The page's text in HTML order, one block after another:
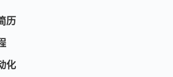
历
化